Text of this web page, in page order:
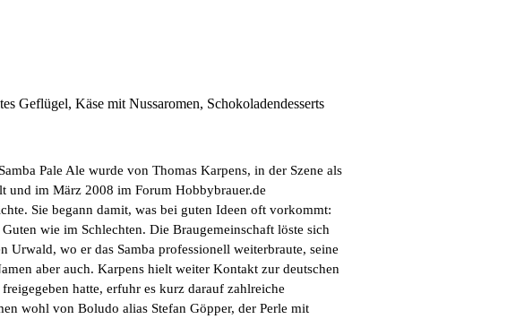
Geflügel, Käse mit Nussaromen, Schokoladendesserts
Pale Ale wurde von Thomas Karpens, in der Szene als
und im März 2008 im Forum Hobbybrauer.de
Sie begann damit, was bei guten Ideen oft vorkommt:
wie im Schlechten. Die Braugemeinschaft löste sich
Urwald, wo er das Samba professionell weiterbraute, seine
aber auch. Karpens hielt weiter Kontakt zur deutschen
hatte, erfuhr es kurz darauf zahlreiche
wohl von Boludo alias Stefan Göpper, der Perle mit